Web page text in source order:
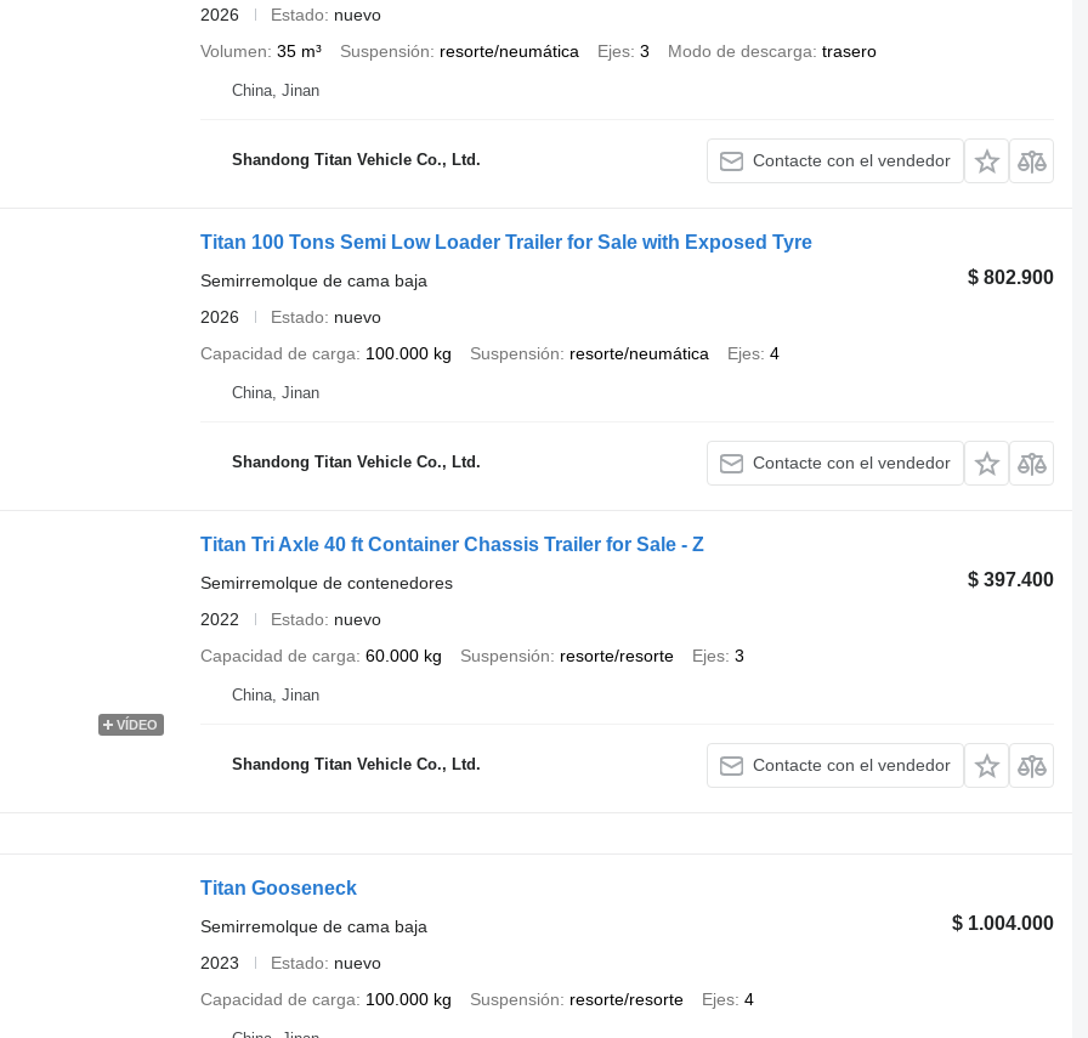
2026
Estado
nuevo
Volumen 35 m³ Suspensión resorte/neumática Ejes 3 Modo de descarga trasero
China, Jinan
Shandong Titan Vehicle Co., Ltd. Contacte con el vendedor
Titan 100 Tons Semi Low Loader Trailer for Sale with Exposed Tyre
$ 802.900
Semirremolque de cama baja
2026
Estado
nuevo
Capacidad de carga
100.000 kg Suspensión resorte/neumática Ejes 4
China, Jinan
Shandong Titan Vehicle Co., Ltd. Contacte con el vendedor
VÍDEO
Titan Tri Axle 40 ft Container Chassis Trailer for Sale - Z
$ 397.400
Semirremolque de contenedores
2022
Estado
nuevo
Capacidad de carga 60.000 kg Suspensión resorte/resorte Ejes 3
China, Jinan
Shandong Titan Vehicle Co., Ltd. Contacte con el vendedor
Titan Gooseneck
$ 1.004.000
Semirremolque de cama baja
2023
Estado
nuevo
Capacidad de carga
100.000 kg Suspensión resorte/resorte Ejes 4